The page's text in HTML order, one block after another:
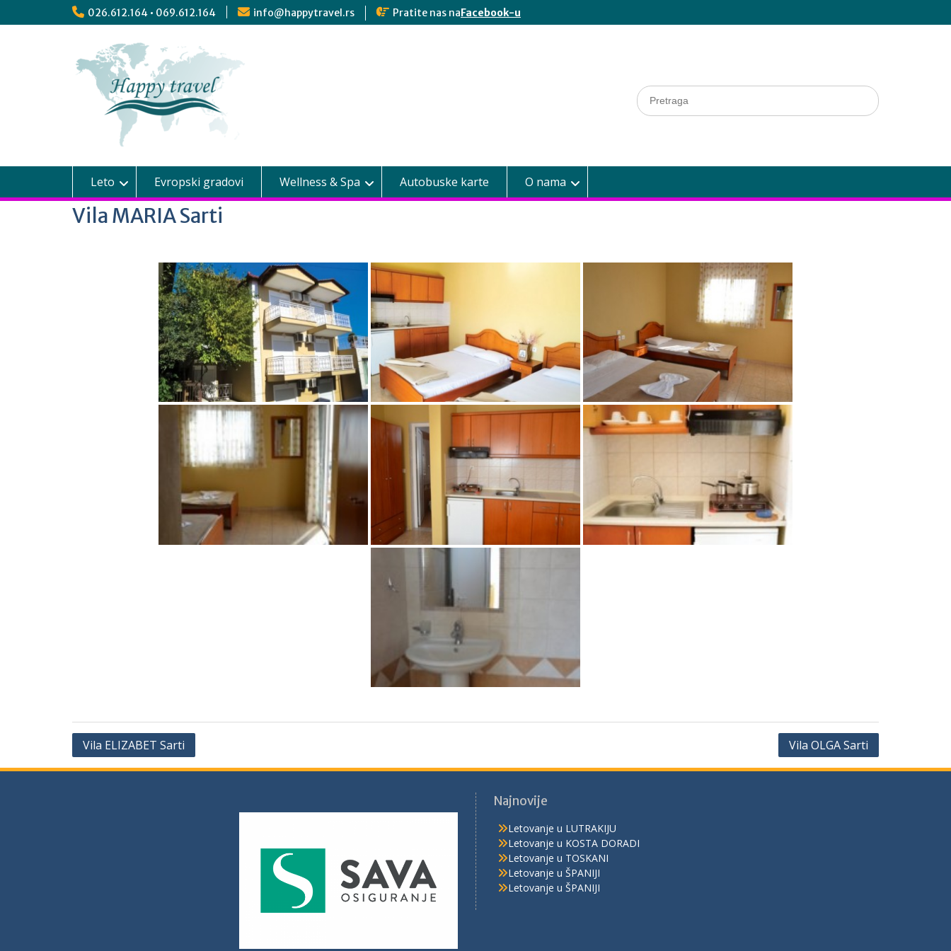
026.612.164 • 069.612.164 info@happytravel.rs Pratite nas naFacebook-u
Leto Evropski gradovi Wellness & Spa Autobuske karte O nama
Vila MARIA Sarti
Vila ELIZABET Sarti Vila OLGA Sarti
Najnovije
Letovanje u LUTRAKIJU
Letovanje u KOSTA DORADI
Letovanje u TOSKANI
Letovanje u ŠPANIJI
Letovanje u ŠPANIJI